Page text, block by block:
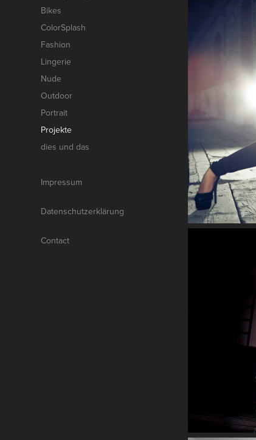
Bikes
ColorSplash
Fashion
Lingerie
Nude
Outdoor
Portrait
Projekte
dies und das
Impressum
Datenschutzerklärung
Contact